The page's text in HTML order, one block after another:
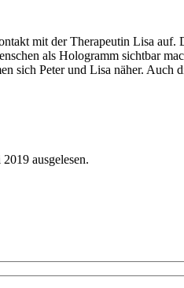
mit der Therapeutin Lisa
als Hologramm sichtbar
sich Peter und Lisa näher.
ausgelesen.